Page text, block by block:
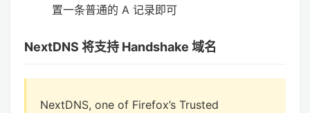
置一条普通的 A 记录即可
NextDNS 将支持 Handshake 域名
NextDNS, one of Firefox’s Trusted